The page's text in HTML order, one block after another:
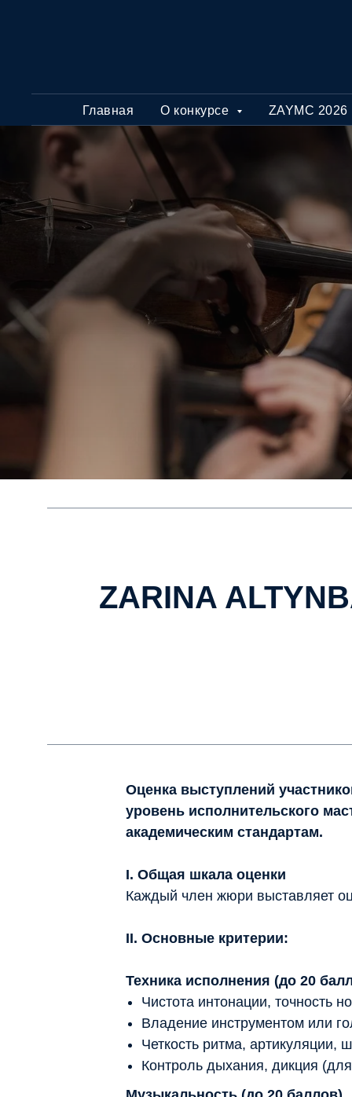
Главная О конкурсе ZAYMC 2026
ZARINA
Оценка выступлений
уровень исполнительского
академическим стандартам.
I. Общая шкала оценки
Каждый член жюри выставляет
II. Основные критерии:
Техника исполнения (до 20
Чистота интонации, точность
Владение инструментом или
Четкость ритма, артикуляции,
Контроль дыхания, дикция